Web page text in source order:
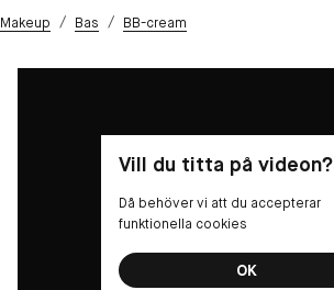
Makeup / Bas / BB-cream
Vill du titta på videon?
Då behöver vi att du accepterar
funktionella cookies
OK